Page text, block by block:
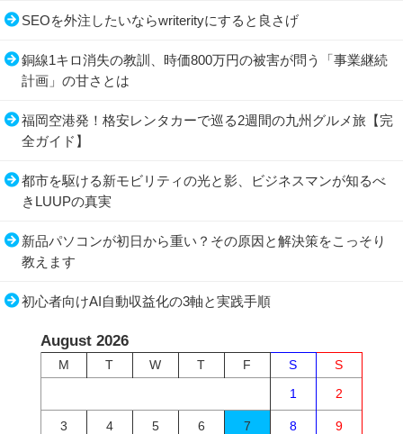
SEOを外注したいならwriterityにすると良さげ
銅線1キロ消失の教訓、時価800万円の被害が問う「事業継続
計画」の甘さとは
福岡空港発！格安レンタカーで巡る2週間の九州グルメ旅【完
全ガイド】
都市を駆ける新モビリティの光と影、ビジネスマンが知るべ
きLUUPの真実
新品パソコンが初日から重い？その原因と解決策をこっそり
教えます
初心者向けAI自動収益化の3軸と実践手順
August 2026
M T W T F S
S
1
2
3 4 5 6 7 8 9